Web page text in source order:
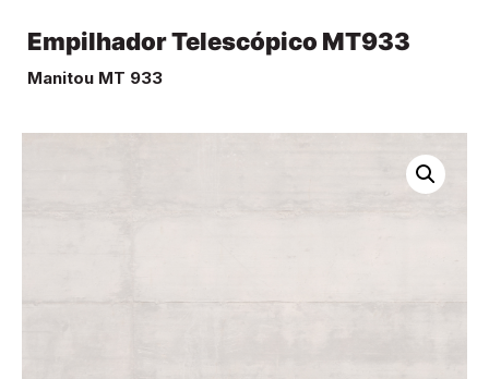
Empilhador Telescópico MT933
Manitou MT 933